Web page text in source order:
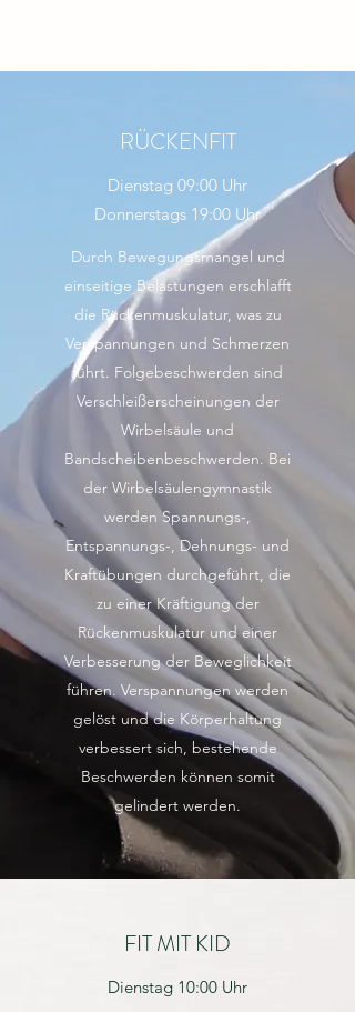
RÜCKENFIT
Dienstag 09:00 Uhr
Donnerstags 19:00 Uhr
Durch Bewegungsmangel und
einseitige Belastungen erschlafft
die Rückenmuskulatur, was zu
Verspannungen und Schmerzen
führt. Folgebeschwerden sind
Verschleißerscheinungen der
Wirbelsäule und
Bandscheibenbeschwerden. Bei
der Wirbelsäulengymnastik
werden Spannungs-,
Entspannungs-, Dehnungs- und
Kraftübungen durchgeführt, die
zu einer Kräftigung der
Rückenmuskulatur und einer
Verbesserung der Beweglichkeit
führen. Verspannungen werden
gelöst und die Körperhaltung
verbessert sich, bestehende
Beschwerden können somit
gelindert werden.
FIT MIT KID
Dienstag 10:00 Uhr